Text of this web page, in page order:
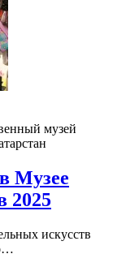
музей
Музее
2025
искусств